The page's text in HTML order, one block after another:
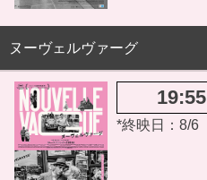
ヌーヴェルヴァーグ
19:55
*終映日：8/6